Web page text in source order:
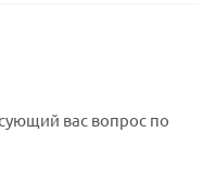
вас вопрос по